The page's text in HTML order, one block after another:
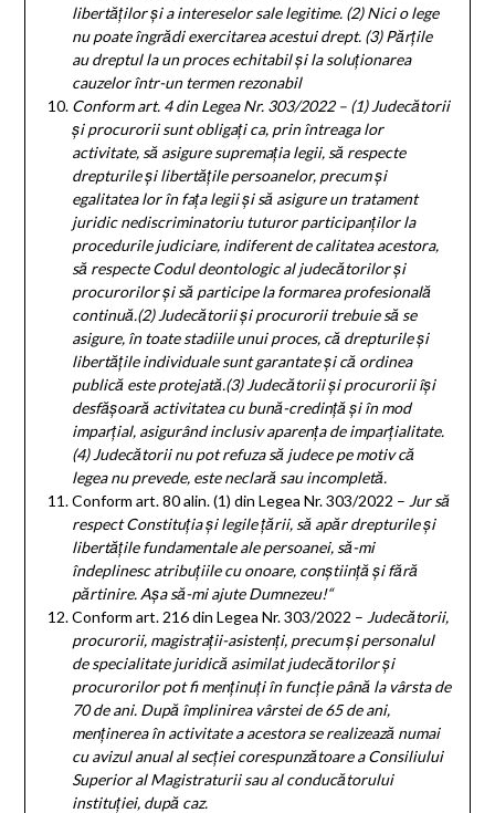
libertăţilorşi a intereselor sale legitime. (2) Nici o lege
nu poate îngrădi exercitarea acestui drept. (3) Părţile
au dreptul la un proces echitabilşi la soluţionarea
cauzelor într-un termen rezonabil
Conform art. 4 din Legea Nr. 303/2022 – (1) Judecătorii
și procurorii sunt obligați ca, prin întreaga lor
activitate, să asigure supremația legii, să respecte
drepturile și libertățile persoanelor, precum și
egalitatea lor în fața legii și să asigure un tratament
juridic nediscriminatoriu tuturor participanților la
procedurile judiciare, indiferent de calitatea acestora,
să respecte Codul deontologic al judecătorilor și
procurorilor și să participe la formarea profesională
continuă.(2) Judecătorii și procurorii trebuie să se
asigure, în toate stadiile unui proces, că drepturile și
libertățile individuale sunt garantate și că ordinea
publică este protejată.(3) Judecătorii și procurorii își
desfășoară activitatea cu bună-credință și în mod
imparțial, asigurând inclusiv aparența de imparțialitate.
(4) Judecătorii nu pot refuza să judece pe motiv că
legea nu prevede, este neclară sau incompletă.
Conform art. 80 alin. (1) din Legea Nr. 303/2022 – Jur să
respect Constituția și legile țării, să apăr drepturile și
libertățile fundamentale ale persoanei, să-mi
îndeplinesc atribuțiile cu onoare, conștiință și fără
părtinire. Așa să-mi ajute Dumnezeu!“
Conform art. 216 din Legea Nr. 303/2022 – Judecătorii,
procurorii, magistrații-asistenți, precum și personalul
de specialitate juridică asimilat judecătorilor și
procurorilor pot fi menținuți în funcție până la vârsta de
70 de ani. După împlinirea vârstei de 65 de ani,
menținerea în activitate a acestora se realizează numai
cu avizul anual al secției corespunzătoare a Consiliului
Superior al Magistraturii sau al conducătorului
instituției, după caz.